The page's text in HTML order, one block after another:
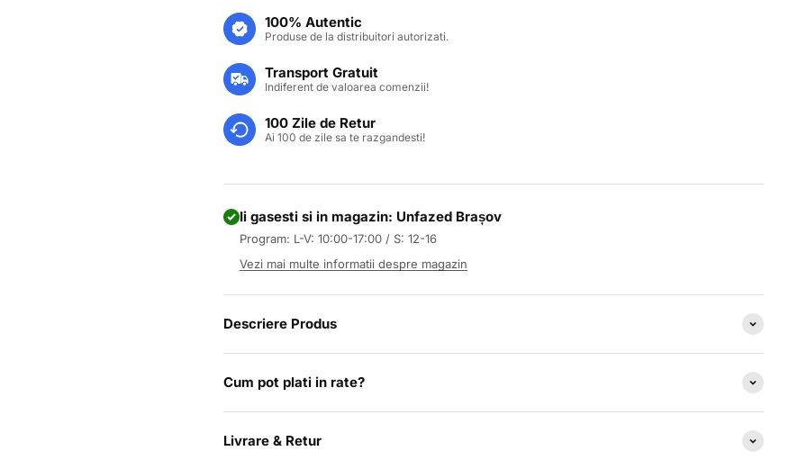
100% Autentic
Produse de la distribuitori autorizati.
Transport Gratuit
Indiferent de valoarea comenzii!
100 Zile de Retur
Ai 100 de zile sa te razgandesti!
Ii gasesti si in magazin: Unfazed Brașov
Program: L-V: 10:00-17:00 / S: 12-16
Vezi mai multe informatii despre magazin
Descriere Produs
Cum pot plati in rate?
Livrare & Retur